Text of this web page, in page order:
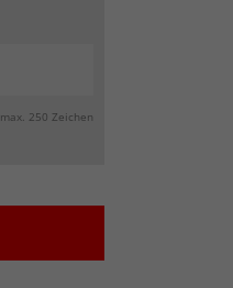
max. 250 Zeichen